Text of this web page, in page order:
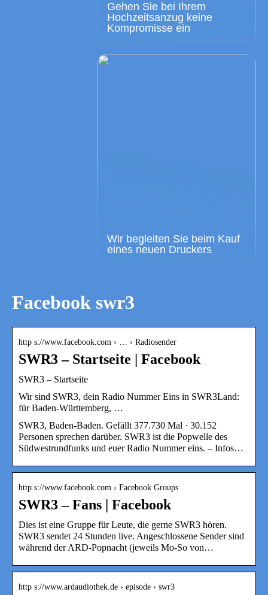
Gehen Sie bei Ihrem
Hochzeitsanzug keine
Kompromisse ein
Wir begleiten Sie beim Kauf
eines neuen Druckers
Facebook swr3
http s://www.facebook.com › … › Radiosender
SWR3 – Startseite | Facebook
SWR3 – Startseite
Wir sind SWR3, dein Radio Nummer Eins in SWR3Land:
für Baden-Württemberg, …
SWR3, Baden-Baden. Gefällt 377.730 Mal · 30.152
Personen sprechen darüber. SWR3 ist die Popwelle des
Südwestrundfunks und euer Radio Nummer eins. – Infos…
http s://www.facebook.com › Facebook Groups
SWR3 – Fans | Facebook
Dies ist eine Gruppe für Leute, die gerne SWR3 hören.
SWR3 sendet 24 Stunden live. Angeschlossene Sender sind
während der ARD-Popnacht (jeweils Mo-So von…
http s://www.ardaudiothek.de › episode › swr3